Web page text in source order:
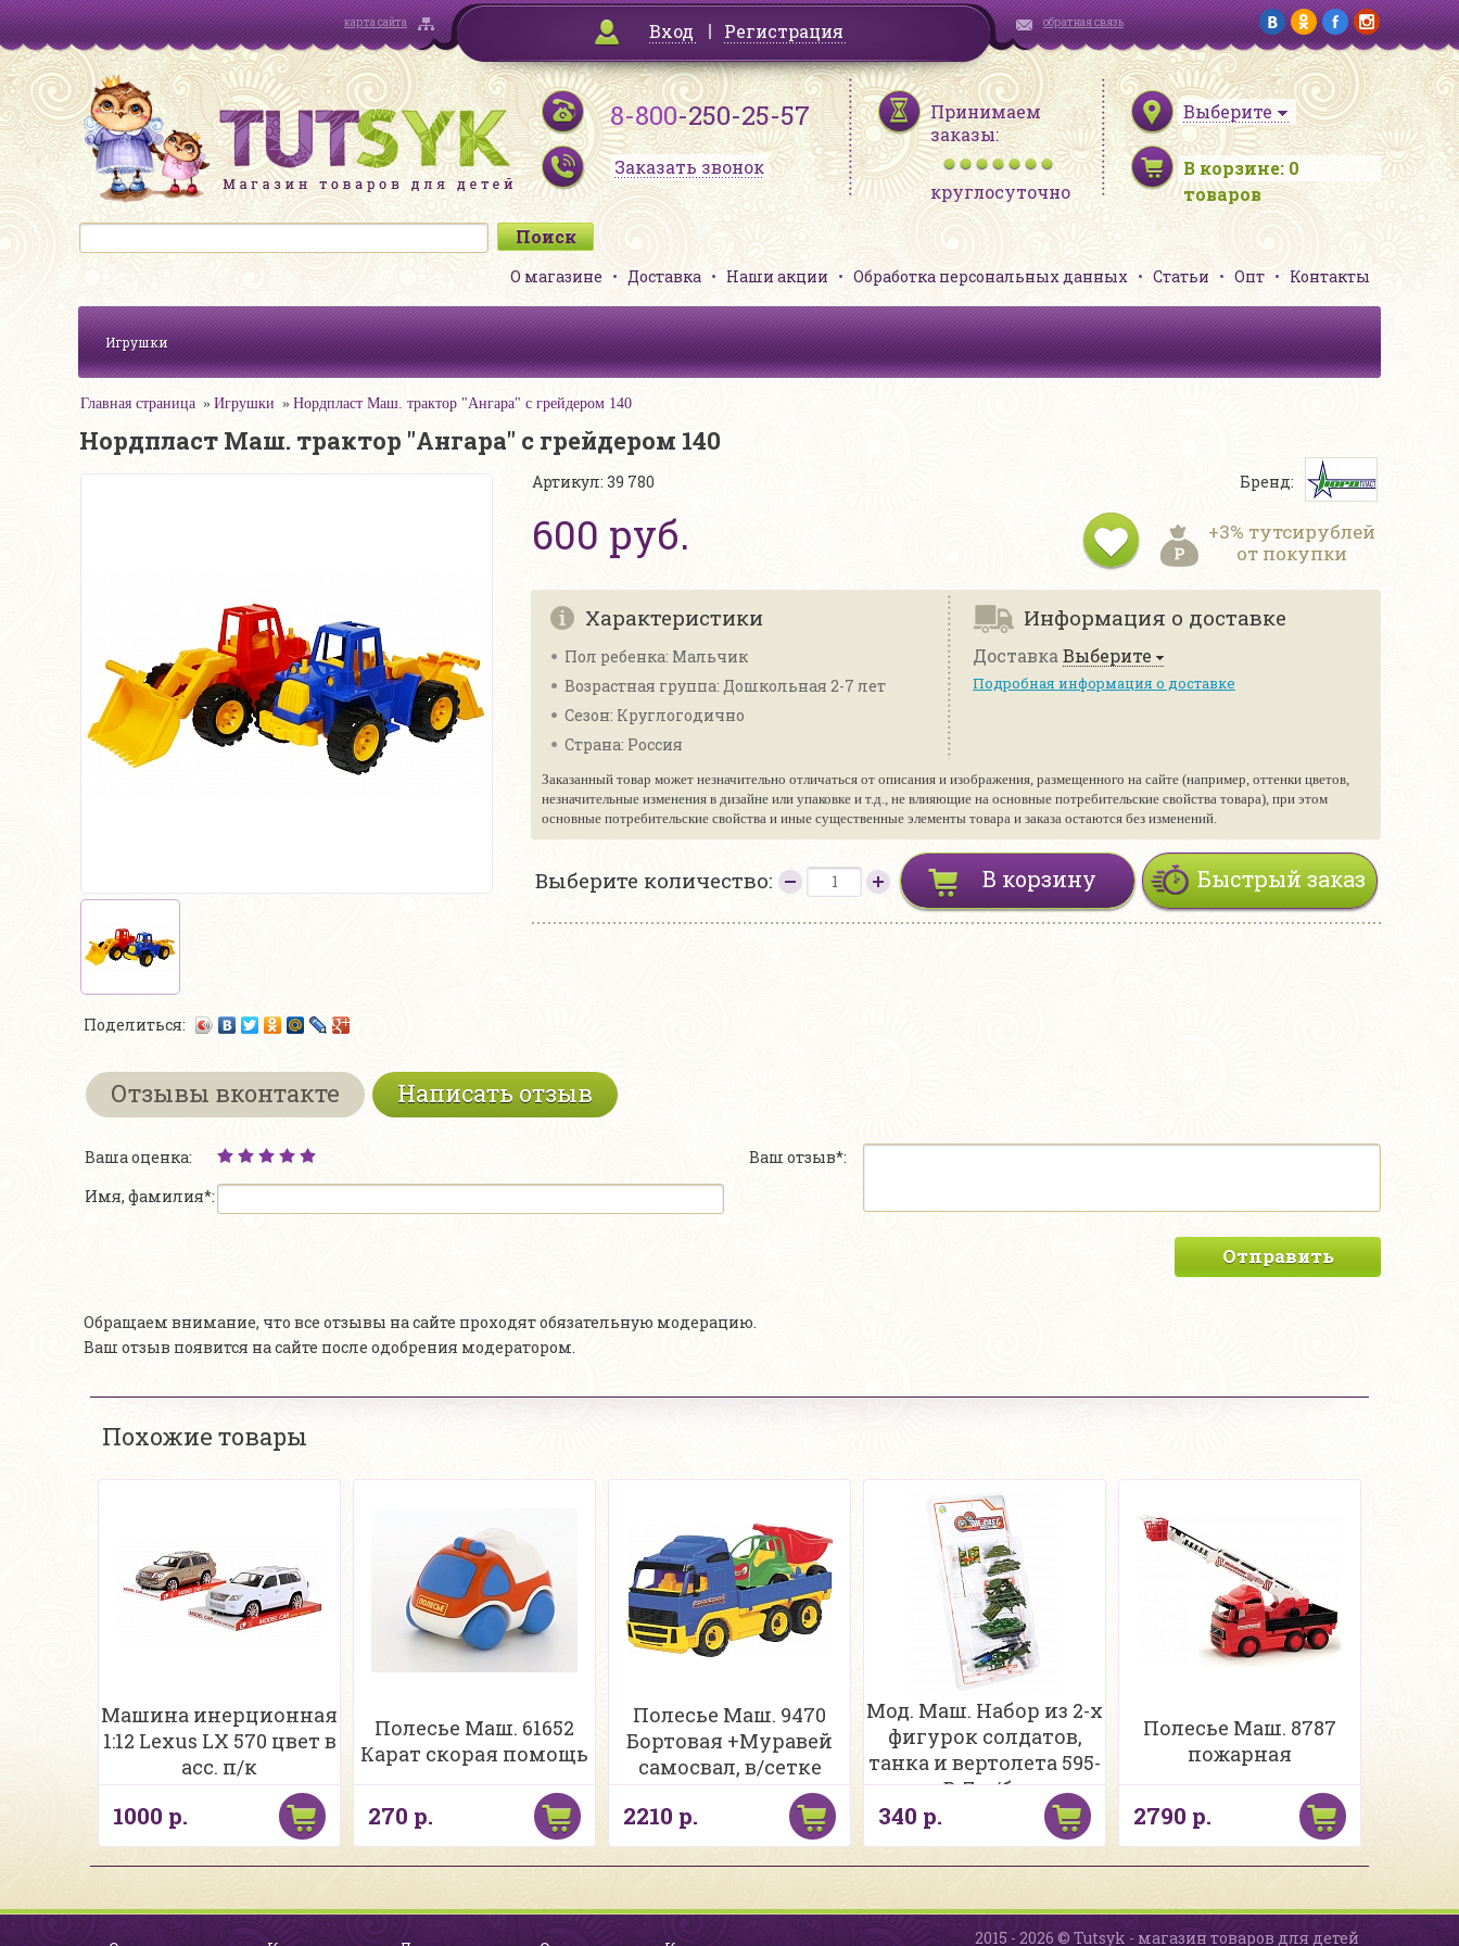
карта сайта Вход Регистрация обратная связь
8-800-250-25-57
Заказать звонок
Принимаем
заказы:
круглосуточно
Выберите
В корзине: 0
товаров
О магазине Доставка Наши акции Обработка персональных данных Статьи Опт Контакты
Игрушки
Главная страница Игрушки Нордпласт Маш. трактор "Ангара" с грейдером 140
Нордпласт Маш. трактор "Ангара" с грейдером 140
Поделиться:
Артикул: 39 780
600 руб.
Бренд:
+3% тутсирублей
от покупки
Характеристики
Пол ребенка: Мальчик
Возрастная группа: Дошкольная 2-7 лет
Сезон: Круглогодично
Страна: Россия
Информация о доставке
Доставка Выберите
Подробная информация о доставке
Заказанный товар может незначительно отличаться от описания и изображения, размещенного на сайте (например, оттенки цветов,
незначительные изменения в дизайне или упаковке и т.д., не влияющие на основные потребительские свойства товара), при этом
основные потребительские свойства и иные существенные элементы товара и заказа остаются без изменений.
Выберите количество: Быстрый заказ
В корзину
Отзывы вконтакте Написать отзыв
Ваша оценка:
Имя, фамилия*:
Ваш отзыв*:
Отправить
Обращаем внимание, что все отзывы на сайте проходят обязательную модерацию.
Ваш отзыв появится на сайте после одобрения модератором.
Похожие товары
Машина инерционная
1:12 Lexus LX 570 цвет в
асс. п/к
1000 р.
Полесье Маш. 61652
Карат скорая помощь
270 р.
Полесье Маш. 9470
Бортовая +Муравей
самосвал, в/сетке
2210 р.
Мод. Маш. Набор из 2-х
фигурок солдатов,
танка и вертолета 595-
B-7 н/бл
340 р.
Полесье Маш. 8787
пожарная
2790 р.
2015 - 2026 © Tutsyk - магазин товаров для детей